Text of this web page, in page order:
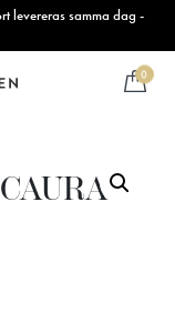
levereras samma dag -
0
–